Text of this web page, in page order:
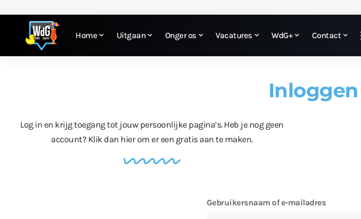
Home Uitgaan Onger os Vacatures WdG+ Contact
Inloggen
Log in en krijg toegang tot jouw persoonlijke pagina’s. Heb je nog geen
account? Klik dan hierom er een gratis aan te maken.
Gebruikersnaam of e-mailadres